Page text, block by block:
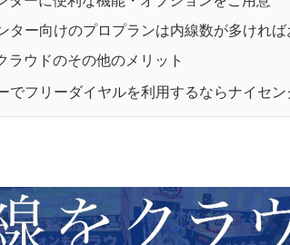
ター向けのプロプランは内線数が多ければ
ラウドのその他のメリット
でフリーダイヤルを利用するならナイセン